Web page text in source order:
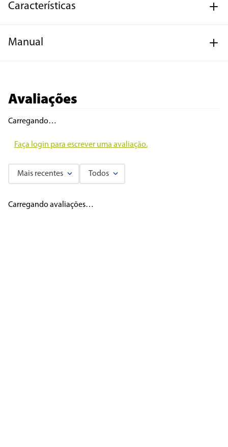
Características
Manual
Avaliações
Carregando…
Faça login para escrever uma avaliação.
Mais recentes Todos
Carregando avaliações…